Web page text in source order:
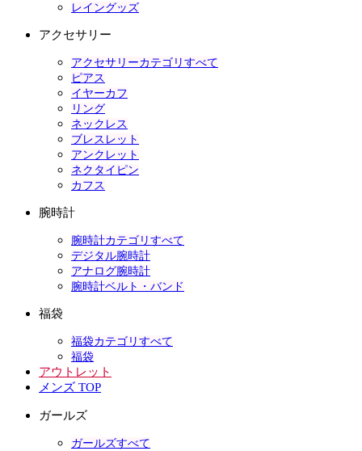
レイングッズ
アクセサリー
アクセサリーカテゴリすべて
ピアス
イヤーカフ
リング
ネックレス
ブレスレット
アンクレット
ネクタイピン
カフス
腕時計
腕時計カテゴリすべて
デジタル腕時計
アナログ腕時計
腕時計ベルト・バンド
福袋
福袋カテゴリすべて
福袋
アウトレット
メンズ TOP
ガールズ
ガールズすべて